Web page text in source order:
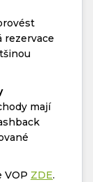
rezervace
mají
VOP ZDE.